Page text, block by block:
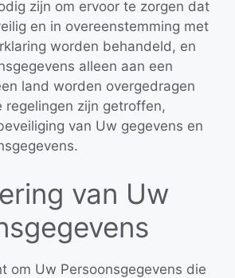
zijn om ervoor te zorgen dat
en in overeenstemming met
worden behandeld, en
alleen aan een
land worden overgedragen
regelingen zijn getroffen,
van Uw gegevens en
van Uw
om Uw Persoonsgegevens die